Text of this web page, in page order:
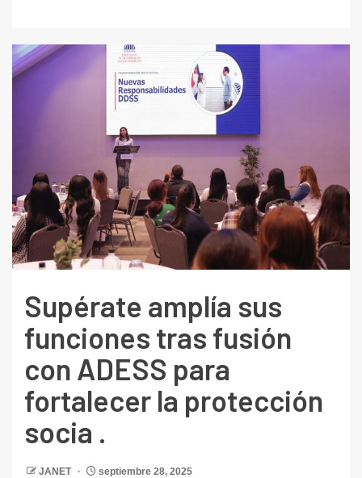
Supérate amplía sus
funciones tras fusión
con ADESS para
fortalecer la protección
socia .
JANET septiembre 28, 2025